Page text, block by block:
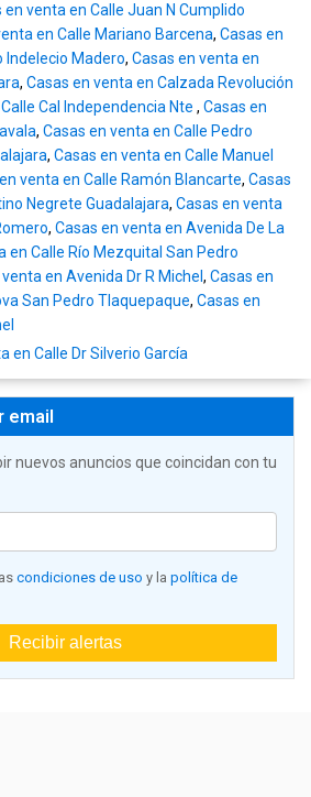
en venta en Calle Juan N Cumplido
en Calle Mariano Barcena, Casas en
Indelecio Madero, Casas en venta en
, Casas en venta en Calzada Revolución
Cal Independencia Nte , Casas en
, Casas en venta en Calle Pedro
, Casas en venta en Calle Manuel
venta en Calle Ramón Blancarte, Casas
Negrete Guadalajara, Casas en venta
, Casas en venta en Avenida De La
en Calle Río Mezquital San Pedro
en Avenida Dr R Michel , Casas en
San Pedro Tlaquepaque, Casas en
en Calle Dr Silverio García
email
nuevos anuncios que coincidan con tu
condiciones de uso y la política de
Recibir alertas